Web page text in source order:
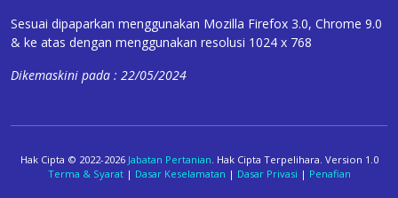
Sesuai dipaparkan menggunakan Mozilla Firefox 3.0, Chrome 9.0
& ke atas dengan menggunakan resolusi 1024 x 768
Dikemaskini pada : 22/05/2024
Hak Cipta © 2022-2026 Jabatan Pertanian. Hak Cipta Terpelihara. Version 1.0
Terma & Syarat| Dasar Keselamatan | Dasar Privasi | Penafian